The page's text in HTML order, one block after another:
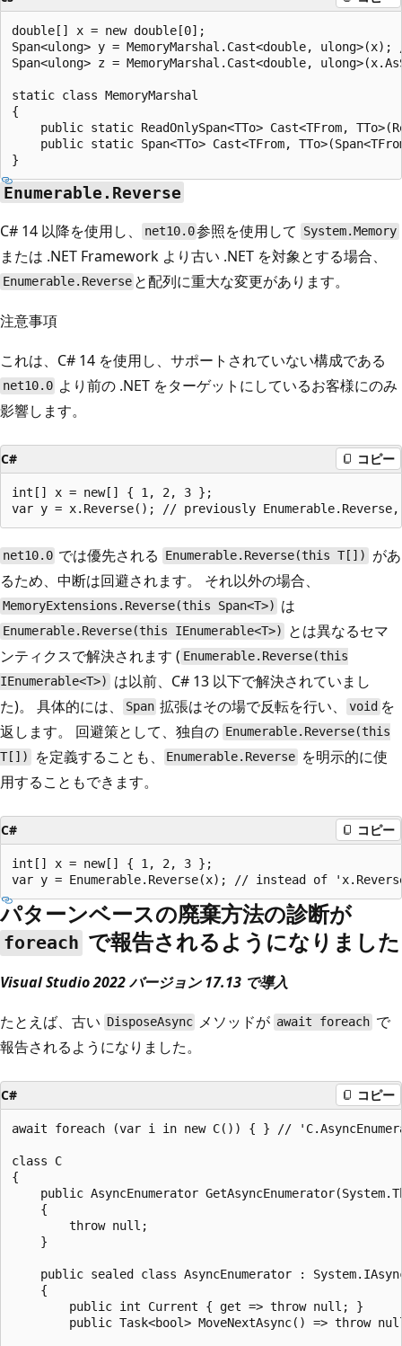
double[] x = new double[0];
Span<ulong> y = MemoryMarshal.Cast<double,
Span<ulong> z = MemoryMarshal.Cast<double,
static class MemoryMarshal
{
public static ReadOnlySpan<TTo> Cast<TFrom,
public static Span<TTo> Cast<TFrom,
Enumerable.Reverse
C# 14 以降を使用し、 net10.0参照を使用して System.Memory
または .NET Framework より古い .NET を対象とする場合、
Enumerable.Reverse と配列に重大な変更があります。
注意事項
これは、C# 14 を使用し、サポートされていない構成である
net10.0 より前の .NET をターゲットにしているお客様にのみ
影響します。
C# コピー
int[] x = new[] { 1, 2, 3 };
net10.0 では優先される Enumerable.Reverse(this T[])
があ
るため、中断は回避されます。 それ以外の場合、
MemoryExtensions.Reverse(this Span<T>) は
Enumerable.Reverse(this IEnumerable<T>)
とは異なるセマ
ンティクスで解決されます ( Enumerable.Reverse(this
IEnumerable<T>)
は以前、C# 13 以下で解決されていまし
た)。 具体的には、
Span 拡張はその場で反転を行い、void を
返します。 回避策として、独自の Enumerable.Reverse(this
T[])
を定義することも、 Enumerable.Reverse を明示的に使
用することもできます。
C# コピー
int[] x = new[] { 1, 2, 3 };
パターンベースの廃棄方法の診断が
foreach で報告されるようになりました
Visual Studio 2022 バージョン 17.13 で導入
たとえば、古い DisposeAsync メソッドが await foreach で
報告されるようになりました。
C# コピー
await foreach (var i in new C()) { } //
class C
{
public AsyncEnumerator
    {
        throw null;
    }
public sealed class AsyncEnumerator :
    {
        public int Current { get => throw null; }
public Task<bool> MoveNextAsync() => throw